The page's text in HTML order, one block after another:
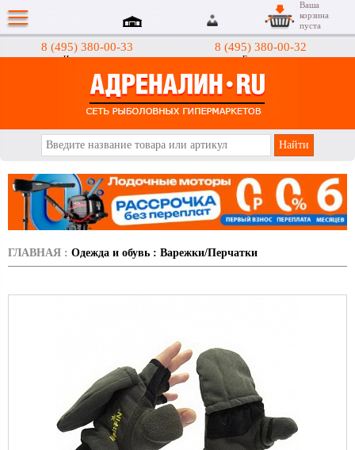
8 (495) 380-00-33
Интернет-магазин
8 (495) 380-00-32
Гипермаркеты
Ваша
корзина
пуста
ГЛАВНАЯ : Одежда и обувь : Варежки/Перчатки